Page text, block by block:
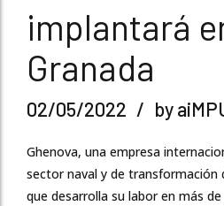
implantará
Granada
02/05/2022 by
Ghenova, una empresa
sector naval y de transformación
que desarrolla su labor en más